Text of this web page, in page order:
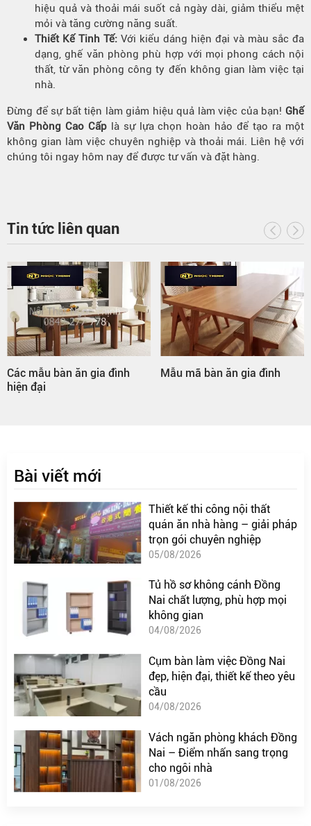
hiệu quả và thoải mái suốt cả ngày dài, giảm thiểu mệt
mỏi và tăng cường năng suất.
Thiết Kế Tinh Tế: Với kiểu dáng hiện đại và màu sắc đa
dạng, ghế văn phòng phù hợp với mọi phong cách nội
thất, từ văn phòng công ty đến không gian làm việc tại
nhà.
Đừng để sự bất tiện làm giảm hiệu quả làm việc của bạn! Ghế
Văn Phòng Cao Cấplà sự lựa chọn hoàn hảo để tạo ra một
không gian làm việc chuyên nghiệp và thoải mái. Liên hệ với
chúng tôi ngay hôm nay để được tư vấn và đặt hàng.
Tin tức liên quan
ăn gia đình Mẫu mã bàn ăn gia đình Bàn ăn gia
Bài viết mới
Thiết kế thi công nội thất
quán ăn nhà hàng – giải pháp
trọn gói chuyên nghiệp
05/08/2026
Tủ hồ sơ không cánh Đồng
Nai chất lượng, phù hợp mọi
không gian
04/08/2026
Cụm bàn làm việc Đồng Nai
đẹp, hiện đại, thiết kế theo yêu
cầu
04/08/2026
Vách ngăn phòng khách Đồng
Nai – Điểm nhấn sang trọng
cho ngôi nhà
01/08/2026